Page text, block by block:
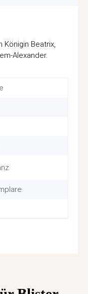
Beatrix,
Alexander.